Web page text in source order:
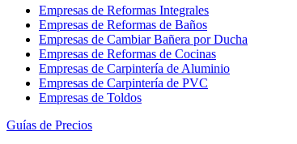
Empresas de Reformas Integrales
Empresas de Reformas de Baños
Empresas de Cambiar Bañera por Ducha
Empresas de Reformas de Cocinas
Empresas de Carpintería de Aluminio
Empresas de Carpintería de PVC
Empresas de Toldos
Guías de Precios